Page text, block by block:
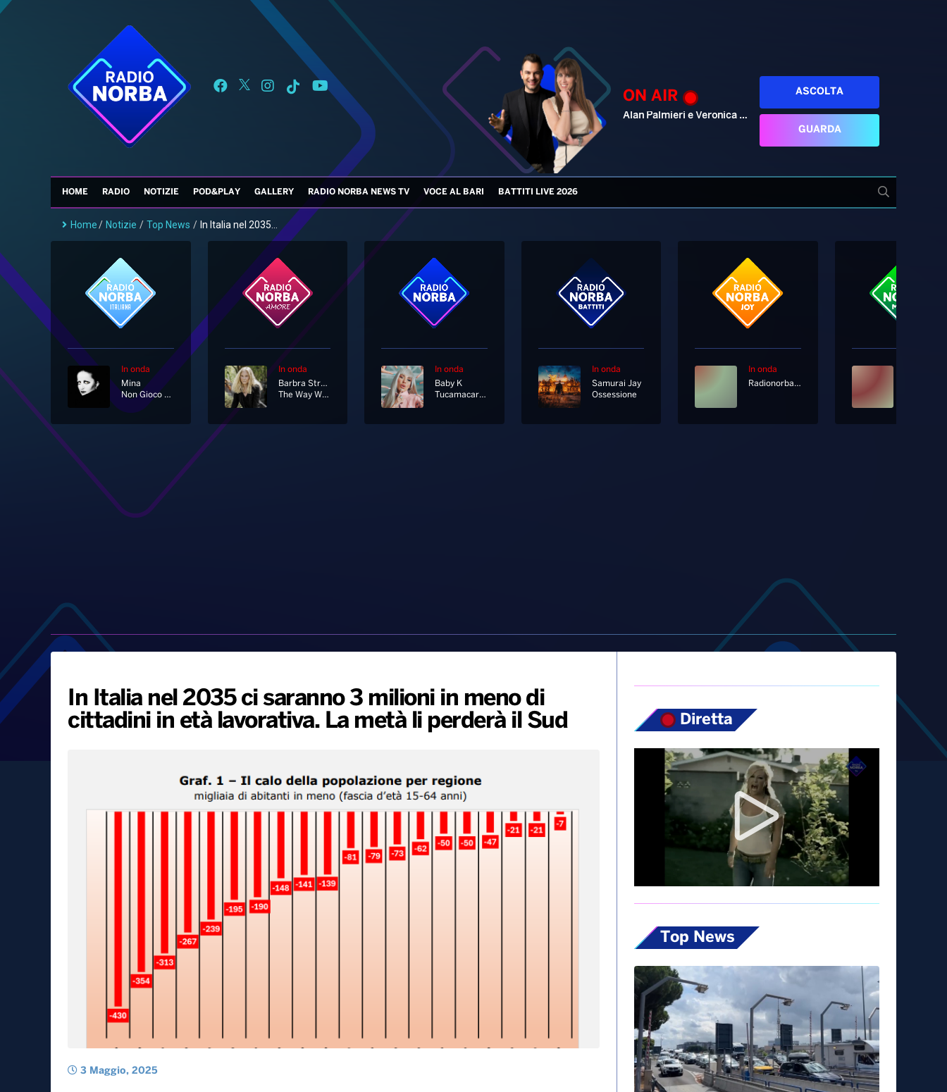
ON AIR
Alan Palmieri e Veronica Pellegrino
ASCOLTA
GUARDA
HOME RADIO NOTIZIE POD&PLAY GALLERY RADIO NORBA NEWS TV VOCE AL BARI BATTITI LIVE 2026
Home/ Notizie / Top News / In Italia nel 2035...
In onda
Mina
Non Gioco Piu' [2017 Remastered Version]
In onda
Barbra Streisand
The Way We Were
In onda
Baby K
Tucamacarena
In onda
Samurai Jay
Ossessione
In onda
Radionorba News
In Italia nel 2035 ci saranno 3 milioni in meno di
cittadini in età lavorativa. La metà li perderà il Sud
3 Maggio, 2025
Diretta
Top News